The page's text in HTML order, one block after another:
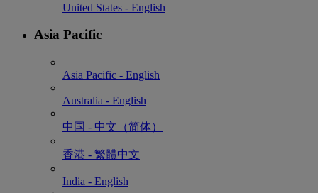
United States - English
Asia Pacific
Asia Pacific - English
Australia - English
中国 - 中⽂（简体）
香港 - 繁體中文
India - English